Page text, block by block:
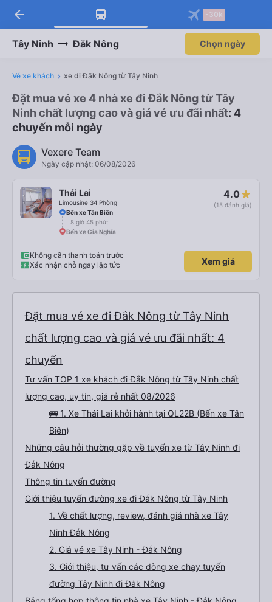
Tải app Vexere ngay!
Nhận ưu đãi thành viên độc
Mở app
Tải app Vexere
-30k/ghế khi đặt vé máy bay qua
Mở app
arrow_back -30k
Tây Ninh Đắk Nông Chọn ngày
Vé xe khách xe đi Đăk Nông từ Tây Ninh
Đặt mua vé xe 4 nhà xe đi Đắk Nông từ Tây
Ninh chất lượng cao và giá vé ưu đãi nhất: 4
chuyến mỗi ngày
Vexere Team
Ngày cập nhật: 06/08/2026
Thái Lai
Limousine 34 Phòng
4.0
(15 đánh giá)
Bến xe Tân Biên
8 giờ 45 phút
Bến xe Gia Nghĩa
Không cần thanh toán trước
Xác nhận chỗ ngay lập tức
Xem giá
Đặt mua vé xe đi Đắk Nông từ Tây Ninh
chất lượng cao và giá vé ưu đãi nhất: 4
chuyến
Tư vấn TOP 1 xe khách đi Đắk Nông từ Tây Ninh chất
lượng cao, uy tín, giá rẻ nhất 08/2026
🚌 1. Xe Thái Lai khởi hành tại QL22B (Bến xe Tân
Biên)
Những câu hỏi thường gặp về tuyến xe từ Tây Ninh đi
Đắk Nông
Thông tin tuyến đường
Giới thiệu tuyến đường xe đi Đắk Nông từ Tây Ninh
1. Về chất lượng, review, đánh giá nhà xe Tây
Ninh Đắk Nông
2. Giá vé xe Tây Ninh - Đắk Nông
3. Giới thiệu, tư vấn các dòng xe chạy tuyến
đường Tây Ninh đi Đắk Nông